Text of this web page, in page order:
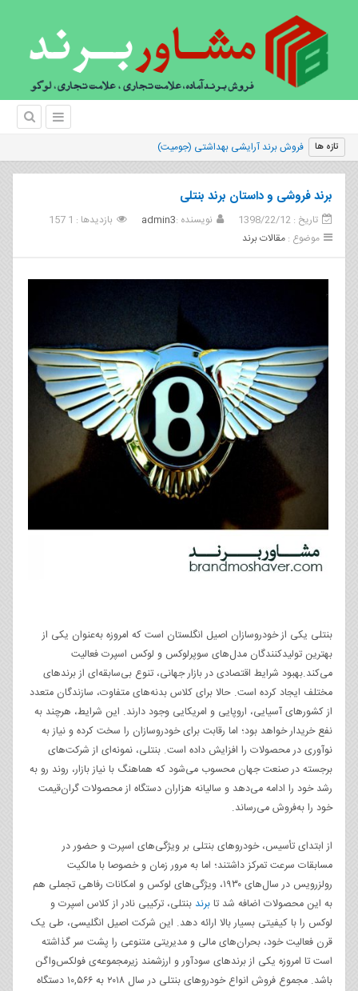
تازه ها فروش برند آرایشی بهداشتی (جوميت)
برند فروشی و داستان برند بنتلی
تاریخ : 1398/22/12 نویسنده :admin3
بازدیدها : 1 157
موضوع : مقالات برند
بنتلی یکی از خودروسازان اصیل انگلستان است که امروزه به‌عنوان یکی از
بهترین تولیدکنندگان مدل‌های سوپرلوکس و لوکس اسپرت فعالیت
می‌کند.بهبود شرایط اقتصادی در بازار جهانی، تنوع بی‌سابقه‌ای از برندهای
مختلف ایجاد کرده است. حالا برای کلاس بدنه‌های متفاوت، سازندگان متعدد
از کشورهای آسیایی، اروپایی و امریکایی وجود دارند. این شرایط، هرچند به
نفع خریدار خواهد بود؛ اما رقابت برای خودروسازان را سخت کرده و نیاز به
نوآوری در محصولات را افزایش داده است. بنتلی، نمونه‌ای از شرکت‌های
برجسته‌ در صنعت جهان محسوب می‌شود که هماهنگ با نیاز بازار، روند رو به
رشد خود را ادامه می‌دهد و سالیانه هزاران دستگاه از محصولات گران‌قیمت
خود را به‌فروش می‌رساند.
از ابتدای تأسیس، خودروهای بنتلی بر ویژگی‌های اسپرت و حضور در
مسابقات سرعت تمرکز داشتند؛ اما به مرور زمان و خصوصا با مالکیت
رولزرویس در سال‌های ۱۹۳۰، ویژگی‌های لوکس و امکانات رفاهی تجملی هم
به این محصولات اضافه شد تابرند بنتلی، ترکیبی نادر از کلاس اسپرت و
لوکس را با کیفیتی بسیار بالا ارائه دهد. این شرکت اصیل انگلیسی، طی یک
قرن فعالیت خود، بحران‌های مالی و مدیریتی متنوعی را پشت سر گذاشته
است تا امروزه یکی از برندهای سودآور و ارزشمند زیرمجموعه‌ی فولکس‌واگن
باشد. مجموع فروش انواع خودروهای بنتلی در سال ۲۰۱۸ به ۱۰,۵۶۶ دستگاه